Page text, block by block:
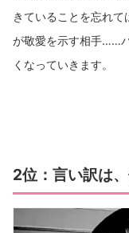
きていることを忘れ
が敬愛を示す相手……
くなっていきます。
2位：言い訳は